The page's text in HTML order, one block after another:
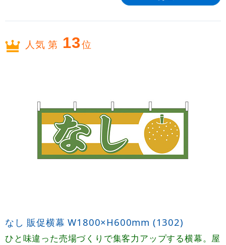
人気 第 13位
なし 販促横幕 W1800×H600mm (1302)
ひと味違った売場づくりで集客力アップする横幕。屋